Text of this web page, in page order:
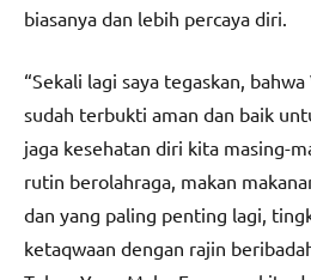
biasanya dan lebih percaya diri.
“Sekali lagi saya tegaskan,
sudah terbukti aman dan baik
jaga kesehatan diri kita masing-
rutin berolahraga, makan
dan yang paling penting lagi,
ketaqwaan dengan rajin